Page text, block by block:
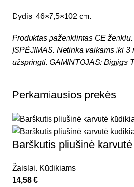
Dydis: 46×7,5×102 cm.
Produktas paženklintas CE ženklu.
ĮSPĖJIMAS. Netinka vaikams iki 3
užspringti. GAMINTOJAS: Bigjigs
Perkamiausios prekės
Barškutis pliušinė
Žaislai, Kūdikiams
14,58 €